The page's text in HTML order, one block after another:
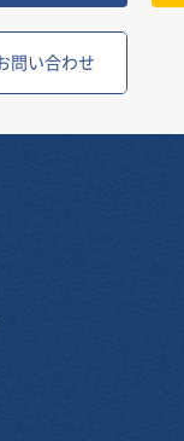
問い合わせ